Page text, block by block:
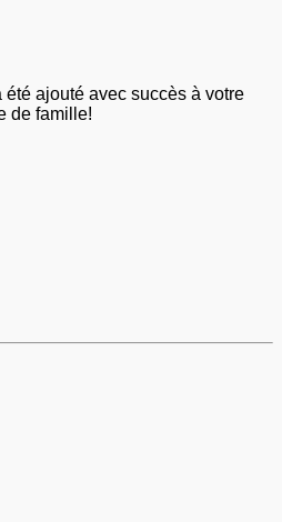
ajouté avec succès à votre
de famille!